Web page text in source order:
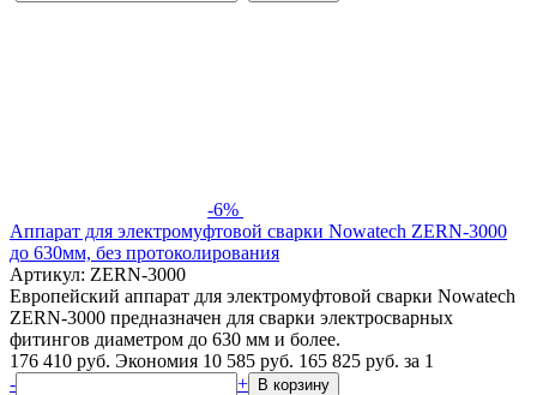
-6%
Аппарат для электромуфтовой сварки Nowatech ZERN-3000
до 630мм, без протоколирования
Артикул: ZERN-3000
Европейский аппарат для электромуфтовой сварки Nowatech
ZERN-3000 предназначен для сварки электросварных
фитингов диаметром до 630 мм и более.
176 410 руб. Экономия 10 585 руб. 165 825 руб. за 1
-
+ В корзину